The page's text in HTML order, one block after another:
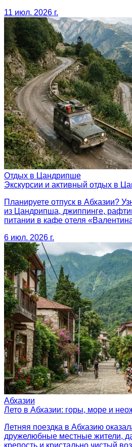
11 июл. 2026 г.
Отдых в Цандрипше
Экскурсии и активный отдых в
Планируете отпуск в Абхазии?
из Цандрипша, джиппинге,
питании в кафе отеля
6 июл. 2026 г.
Абхазии
Лето в Абхазии: горы, море и
Летняя поездка в Абхазию
дружелюбные местные жители,
крепость и кристально чистый